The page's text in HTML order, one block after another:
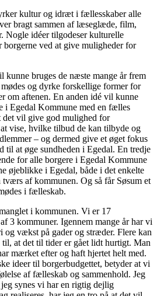
kultur og idræt i fællesskaber alle
bragt sammen af læseglæde, film,
Nogle idéer tilgodeser kulturelle
borgerne ved at give muligheder for
kunne bruges de næste mange år frem
og dyrke forskellige former for
om aftenen. En anden idé vil kunne
i Egedal Kommune med en fælles
det vil give god mulighed for
vise, hvilke tilbud de kan tilbyde og
– og dermed give et øget fokus
til at øge sundheden i Egedal. En tredje
for alle borgere i Egedal Kommune
øjeblikke i Egedal, både i det enkelte
af kommunen. Og så får Søsum et
i fælleskab.
i kommunen. Vi er 17
3 kommuner. Igennem mange år har vi
vækst på gader og stræder. Flere kan
at det til tider er gået lidt hurtigt. Man
mærket efter og haft hjertet helt med.
ideer til borgerbudgettet, betyder at vi
af fælleskab og sammenhold. Jeg
synes vi har en rigtig dejlig